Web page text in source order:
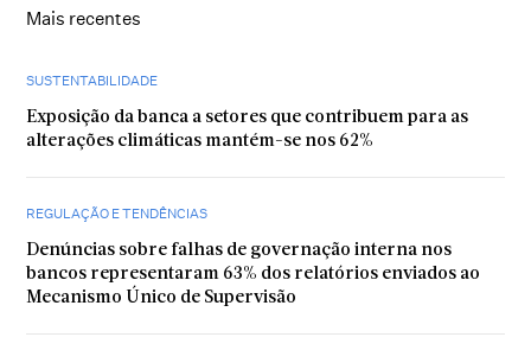
Mais recentes
SUSTENTABILIDADE
Exposição da banca a setores que contribuem para as
alterações climáticas mantém-se nos 62%
REGULAÇÃO E TENDÊNCIAS
Denúncias sobre falhas de governação interna nos
bancos representaram 63% dos relatórios enviados ao
Mecanismo Único de Supervisão